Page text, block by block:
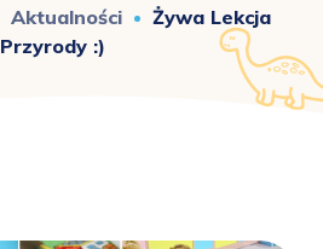
Aktualności
Żywa Lekcja
Przyrody :)